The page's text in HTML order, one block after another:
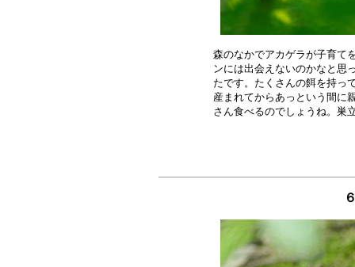
森のなかでアカゲラが子育て
ンには出会えないのかなと思
たです。たくさんの餌を持っ
産まれてからあっという間に